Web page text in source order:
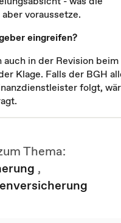
voraussetze.
eingreifen?
auch in der Revision
Klage. Falls der BGH
folgt,
Thema:
,